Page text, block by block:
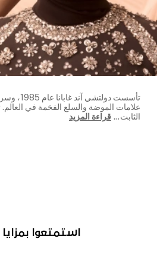
تأسست
علامات الموضة والسلع الفخمة في العالم.
الثابت... قراءة المزيد
استمتعوا